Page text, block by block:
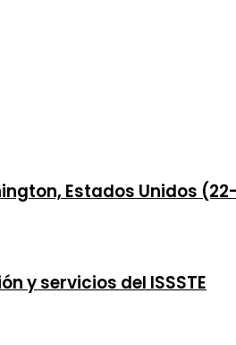
Estados Unidos
y servicios del ISSSTE